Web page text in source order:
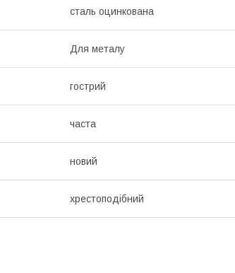
сталь оцинкована
Для металу
гострий
часта
новий
хрестоподібний